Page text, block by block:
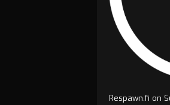
Respawn.fi on